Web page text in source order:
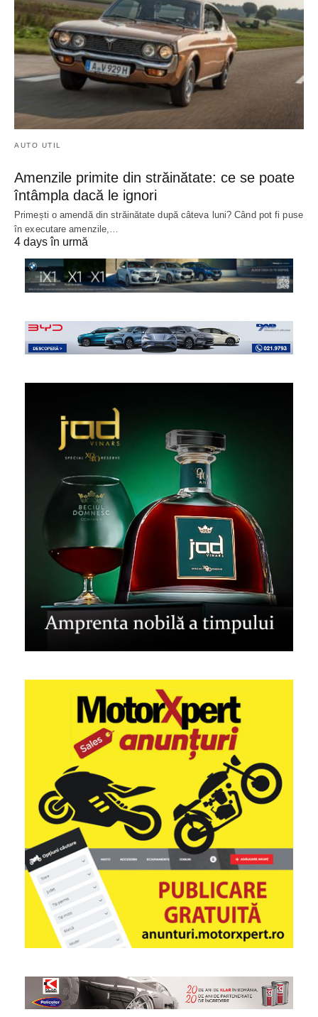
AUTO UTIL
Amenzile primite din străinătate: ce se poate
întâmpla dacă le ignori
Primești o amendă din străinătate după câteva luni? Când pot fi puse
în executare amenzile,…
4 days în urmă